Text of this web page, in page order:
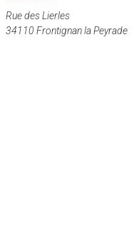
Rue des Lierles
34110 Frontignan la Peyrade